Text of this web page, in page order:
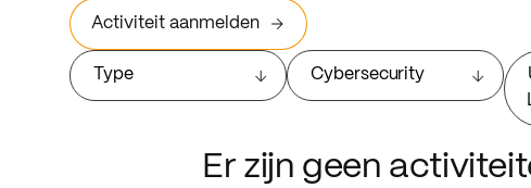
Activiteit aanmelden
Type Cybersecurity
Er zijn geen